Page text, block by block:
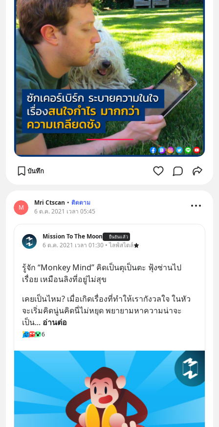
บันทึก
M
Mri Ctscan • ติดตาม
6 ต.ค. 2021 เวลา 05:45
Mission To The Moon ยืนยันแล้ว
6 ต.ค. 2021 เวลา 01:30 • ไลฟ์สไตล์
รู้จัก “Monkey Mind” คิดเป็นตุเป็นตะ ฟุ้งซ่านไป
เรื่อย เหมือนลิงที่อยู่ไม่สุข
เคยเป็นไหม? เมื่อเกิดเรื่องที่ทำให้เรากังวลใจ ในหัว
จะเริ่มคิดนู่นคิดนี่ไม่หยุด พยายามหาความน่าจะ
เป็น... อ่านต่อ
6